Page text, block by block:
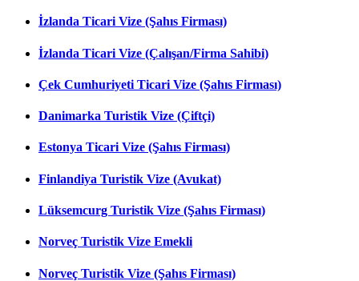
İzlanda Ticari Vize (Şahıs Firması)
İzlanda Ticari Vize (Çalışan/Firma Sahibi)
Çek Cumhuriyeti Ticari Vize (Şahıs Firması)
Danimarka Turistik Vize (Çiftçi)
Estonya Ticari Vize (Şahıs Firması)
Finlandiya Turistik Vize (Avukat)
Lüksemcurg Turistik Vize (Şahıs Firması)
Norveç Turistik Vize Emekli
Norveç Turistik Vize (Şahıs Firması)